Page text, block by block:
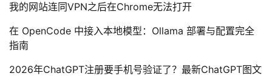
我的网站连同VPN之后在Chrome无法打开
在 OpenCode 中接入本地模型：Ollama 部署与配置完全
指南
2026年ChatGPT注册要手机号验证了？最新ChatGPT图文